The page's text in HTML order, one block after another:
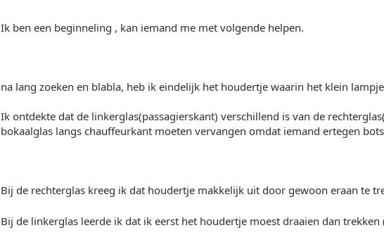
Ik ben een beginneling , kan iemand me met volgende helpen.
na lang zoeken en blabla, heb ik eindelijk het houdertje waarin het klein
Ik ontdekte dat de linkerglas(passagierskant) verschillend is van de
bokaalglas langs chauffeurkant moeten vervangen omdat iemand ertegen
Bij de rechterglas kreeg ik dat houdertje makkelijk uit door gewoon eraan te
Bij de linkerglas leerde ik dat ik eerst het houdertje moest draaien dan trekken